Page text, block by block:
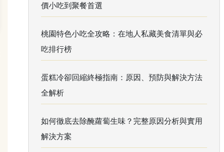
價小吃到聚餐首選
桃園特色小吃全攻略：在地人私藏美食清單與必
吃排行榜
蛋糕冷卻回縮終極指南：原因、預防與解決方法
全解析
如何徹底去除醃蘿蔔生味？完整原因分析與實用
解決方案